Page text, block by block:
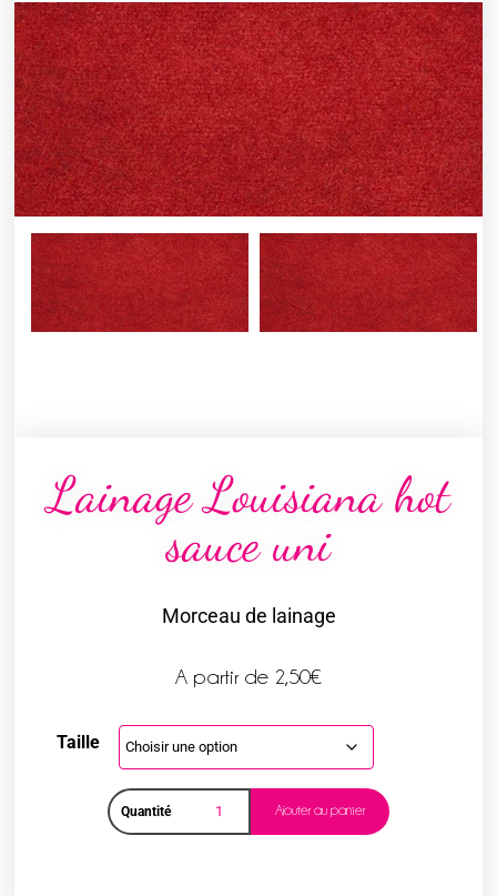
Lainage Louisiana hot
sauce uni
Morceau de lainage
A partir de 2,50€
Taille
Quantité Ajouter au panier